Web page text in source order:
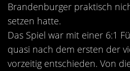
Brandenburger praktisch
setzen hatte.
Das Spiel war mit einer 6:1
quasi nach dem ersten der
vorzeitig entschieden. Von